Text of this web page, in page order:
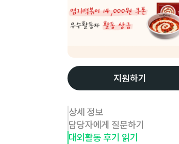
지원하기
상세 정보
담당자에게 질문하기
대외활동 후기 읽기